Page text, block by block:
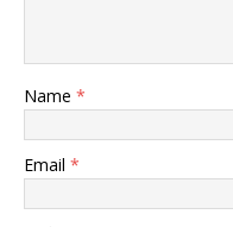
Name *
Email *